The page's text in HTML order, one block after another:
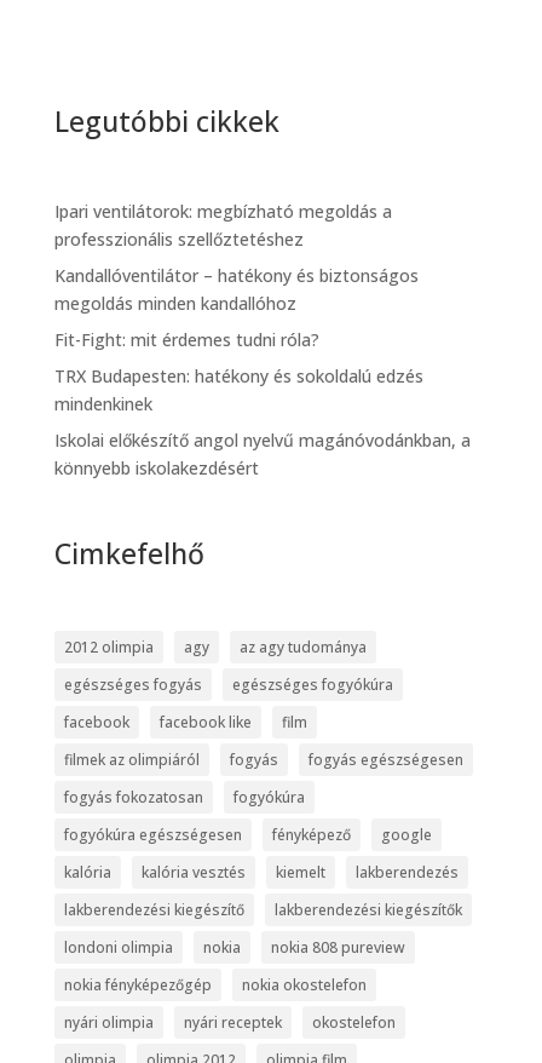
Legutóbbi cikkek
Ipari ventilátorok: megbízható megoldás a
professzionális szellőztetéshez
Kandallóventilátor – hatékony és biztonságos
megoldás minden kandallóhoz
Fit-Fight: mit érdemes tudni róla?
TRX Budapesten: hatékony és sokoldalú edzés
mindenkinek
Iskolai előkészítő angol nyelvű magánóvodánkban, a
könnyebb iskolakezdésért
Cimkefelhő
2012 olimpia agy
az agy tudománya
egészséges fogyás
egészséges fogyókúra
facebook
facebook like
film
filmek az olimpiáról
fogyás
fogyás egészségesen
fogyás fokozatosan
fogyókúra
fogyókúra egészségesen
fényképező
google
kalória
kalória vesztés kiemelt
lakberendezés
lakberendezési kiegészítő
lakberendezési kiegészítők
londoni olimpia
nokia
nokia 808 pureview
nokia fényképezőgép
nokia okostelefon
nyári olimpia
nyári receptek
okostelefon